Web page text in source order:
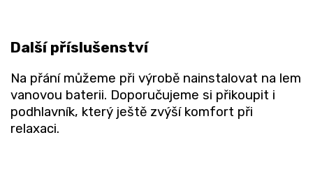
Další příslušenství
Na přání můžeme při výrobě nainstalovat na lem
vanovou baterii. Doporučujeme si přikoupit i
podhlavník, který ještě zvýší komfort při
relaxaci.